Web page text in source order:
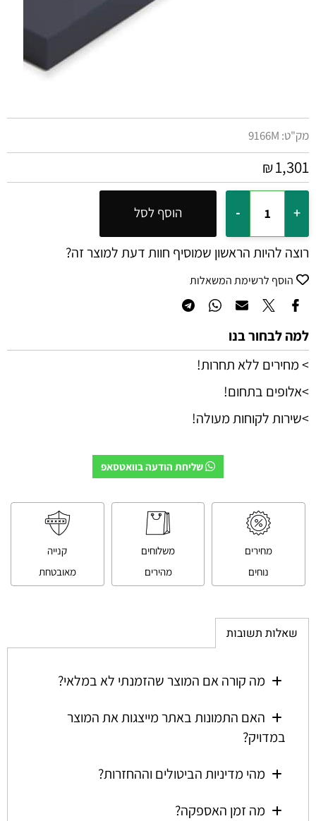
מק"ט: 9166M
₪1,301
הוסף לסל
רוצה להיות הראשון שמוסיף חוות דעת למוצר זה?
הוסף לרשימת המשאלות
למה לבחור בנו
> מחירים ללא תחרות!
>אלופים בתחום!
>שירות לקוחות מעולה!
שליחת הודעה בוואטסאפ
מחירים
נוחים
משלוחים
מהירים
קנייה
מאובטחת
שאלות תשובות
מה קורה אם המוצר שהזמנתי לא במלאי?
האם התמונות באתר מייצגות את המוצר
במדויק?
מהי מדיניות הביטולים וההחזרות?
מה זמן האספקה?